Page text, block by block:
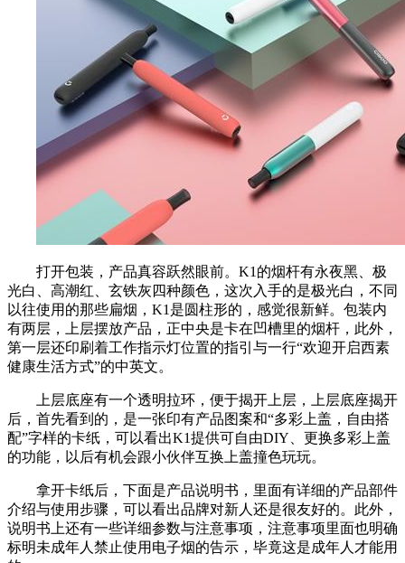
打开包装，产品真容跃然眼前。K1的烟杆有永夜黑、极
光白、高潮红、玄铁灰四种颜色，这次入手的是极光白，不同
以往使用的那些扁烟，K1是圆柱形的，感觉很新鲜。包装内
有两层，上层摆放产品，正中央是卡在凹槽里的烟杆，此外，
第一层还印刷着工作指示灯位置的指引与一行“欢迎开启西素
健康生活方式”的中英文。
上层底座有一个透明拉环，便于揭开上层，上层底座揭开
后，首先看到的，是一张印有产品图案和“多彩上盖，自由搭
配”字样的卡纸，可以看出K1提供可自由DIY、更换多彩上盖
的功能，以后有机会跟小伙伴互换上盖撞色玩玩。
拿开卡纸后，下面是产品说明书，里面有详细的产品部件
介绍与使用步骤，可以看出品牌对新人还是很友好的。此外，
说明书上还有一些详细参数与注意事项，注意事项里面也明确
标明未成年人禁止使用电子烟的告示，毕竟这是成年人才能用